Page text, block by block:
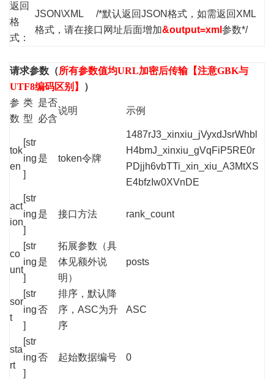
返回
格
式：
JSON\XML /*默认返回JSON格式，如需返回XML
格式，请在接口网址后面增加&output=xml 参数*/
请求参数（所有参数值均URL加密后传输【注意GBK与
UTF8编码区别】
）
参
数
类
型
是否
必含
说明 示例
tok
en
[str
ing
]
是 token令牌
1487rJ3_xinxiu_jVyxdJsrWhbl
H4bmJ_xinxiu_gVqFiP5RE0r
PDjjh6vbTTi_xin_xiu_A3MtXS
E4bfzIw0XVnDE
act
ion
[str
ing
]
是 接口方法 rank_count
co
unt
[str
ing
]
是
拓展参数（具
体见额外说
明）
posts
sor
t
[str
ing
]
否
排序，默认降
序，ASC为升
序
ASC
sta
rt
[str
ing
]
否 起始数据编号 0